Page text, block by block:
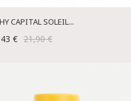
CAPITAL SOLEIL...
€ 21,90 €